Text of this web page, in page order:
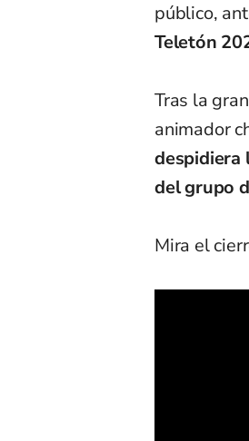
público,
Teletón
Tras la
animador
despidiera
del grupo
Mira el